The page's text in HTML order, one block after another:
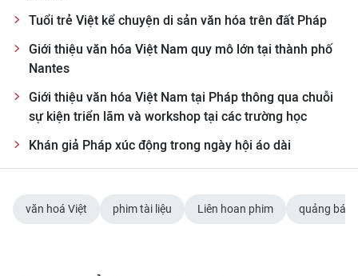
Tuổi trẻ Việt kể chuyện di sản văn hóa trên đất Pháp
Giới thiệu văn hóa Việt Nam quy mô lớn tại thành phố
Nantes
Giới thiệu văn hóa Việt Nam tại Pháp thông qua chuỗi
sự kiện triển lãm và workshop tại các trường học
Khán giả Pháp xúc động trong ngày hội áo dài
văn hoá Việt phim tài liệu Liên hoan phim quảng bá